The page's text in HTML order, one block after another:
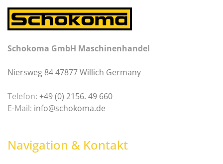
Schokoma GmbH Maschinenhandel
Niersweg 84 47877 Willich Germany
Telefon: +49 (0) 2156. 49 660
E-Mail: info@schokoma.de
Navigation & Kontakt